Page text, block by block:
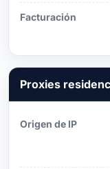
Facturación
Proxies
Origen de IP